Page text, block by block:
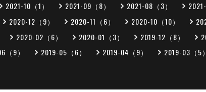
2021-10（1） 2021-09（8） 2021-08（3）
2020-12（9） 2020-11（6） 2020-10（10）
2020-02（6） 2020-01（3） 2019-12（8）
（9） 2019-05（6） 2019-04（9） 2019-03（5）